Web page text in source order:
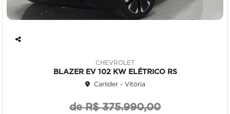
CHEVROLET
BLAZER EV 102 KW ELÉTRICO RS
Carlider - Vitória
de R$ 375.990,00